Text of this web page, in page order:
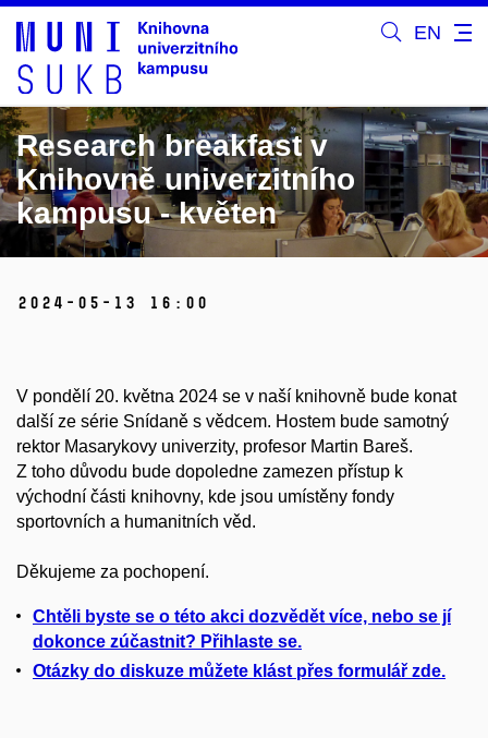
EN
Research breakfast v
Knihovně univerzitního
kampusu - květen
2024-05-13 16:00
V pondělí 20. května 2024 se v naší knihovně bude konat
další ze série Snídaně s vědcem. Hostem bude samotný
rektor Masarykovy univerzity, profesor Martin Bareš.
Z toho důvodu bude dopoledne zamezen přístup k
východní části knihovny, kde jsou umístěny fondy
sportovních a humanitních věd.
Děkujeme za pochopení.
Chtěli byste se o této akci dozvědět více, nebo se jí
dokonce zúčastnit? Přihlaste se.
Otázky do diskuze můžete klást přes formulář zde.